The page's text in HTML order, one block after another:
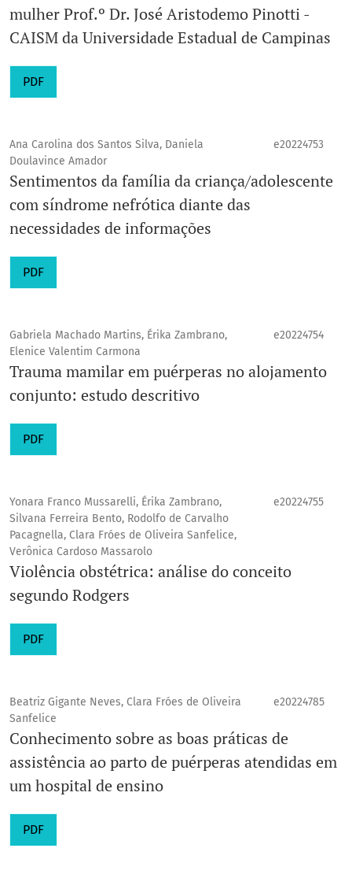
mulher Prof.º Dr. José Aristodemo Pinotti -
CAISM da Universidade Estadual de Campinas
PDF
Ana Carolina dos Santos Silva, Daniela
Doulavince Amador
e20224753
Sentimentos da família da criança/adolescente
com síndrome nefrótica diante das
necessidades de informações
PDF
Gabriela Machado Martins, Érika Zambrano,
Elenice Valentim Carmona
e20224754
Trauma mamilar em puérperas no alojamento
conjunto: estudo descritivo
PDF
Yonara Franco Mussarelli, Érika Zambrano,
Silvana Ferreira Bento, Rodolfo de Carvalho
Pacagnella, Clara Fróes de Oliveira Sanfelice,
Verônica Cardoso Massarolo
e20224755
Violência obstétrica: análise do conceito
segundo Rodgers
PDF
Beatriz Gigante Neves, Clara Fróes de Oliveira
Sanfelice
e20224785
Conhecimento sobre as boas práticas de
assistência ao parto de puérperas atendidas em
um hospital de ensino
PDF